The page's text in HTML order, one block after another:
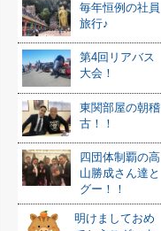
毎年恒例の社員
旅行♪
第4回リアバス
大会！
東関部屋の朝稽
古！！
四団体制覇の高
山勝成さん達と
グー！！
明けましておめ